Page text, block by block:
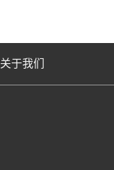
关于我们